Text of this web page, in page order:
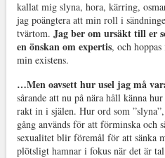
kallat mig slyna, hora, kärring,
jag poängtera att min roll i
tvärtom. Jag ber om ursäkt till er
en önskan om expertis, och
min existens.
…Men oavsett hur usel jag må
sårande att nu på nära håll känna
rakt in i själen. Hur ord som
gång används för att förminska och
sexualitet blir föremål för att sänka
plötsligt hamnar i fokus när det är